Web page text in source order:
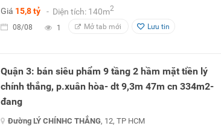
Giá 15,8 tỷ - Diện tích: 140m2
08/08 1 Mở tab mới Lưu tin
Quận 3: bán siêu phẩm 9 tầng 2 hầm mặt tiền lý
chính thắng, p.xuân hòa- dt 9,3m 47m cn 334m2-
đang
Đường LÝ CHÍNHC THẮNG, 12, TP HCM